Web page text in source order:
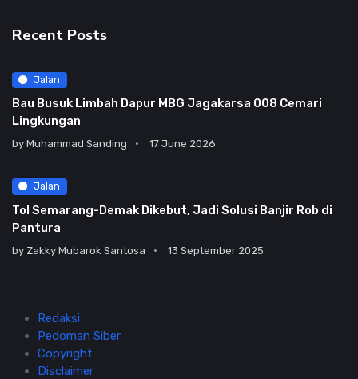
Recent Posts
Jalan
Bau Busuk Limbah Dapur MBG Jagakarsa 008 Cemari
Lingkungan
by Muhammad Sanding 17 June 2026
Jalan
Tol Semarang-Demak Dikebut, Jadi Solusi Banjir Rob di
Pantura
by Zakky Mubarok Santosa 13 September 2025
Redaksi
Pedoman Siber
Copyright
Disclaimer